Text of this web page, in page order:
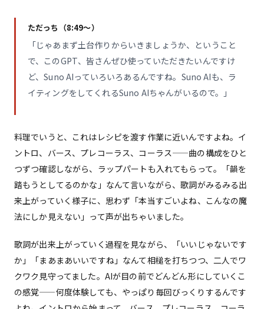
ただっち（8:49〜）
「じゃあまず土台作りからいきましょうか、ということ
で、このGPT、皆さんぜひ使っていただきたいんですけ
ど、Suno AIっていろいろあるんですね。Suno AIも、ラ
イティングをしてくれるSuno AIちゃんがいるので。」
料理でいうと、これはレシピを渡す作業に近いんですよね。イ
ントロ、バース、プレコーラス、コーラス——曲の構成をひと
つずつ確認しながら、ラップパートも入れてもらって。「韻を
踏もうとしてるのかな」なんて言いながら、歌詞がみるみる出
来上がっていく様子に、思わず「本当すごいよね、こんなの魔
法にしか見えない」って声が出ちゃいました。
歌詞が出来上がっていく過程を見ながら、「いいじゃないです
か」「まあまあいいですね」なんて相槌を打ちつつ、二人でワ
クワク見守ってました。AIが目の前でどんどん形にしていくこ
の感覚——何度体験しても、やっぱり毎回びっくりするんです